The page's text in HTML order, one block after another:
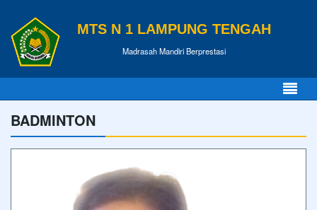
MTS N 1 LAMPUNG TENGAH
Madrasah Mandiri Berprestasi
BADMINTON